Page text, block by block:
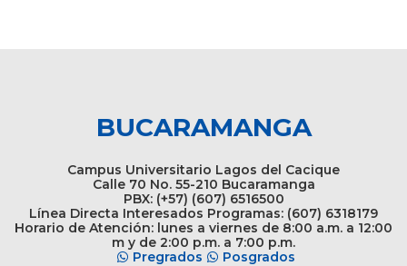
BUCARAMANGA
Campus Universitario Lagos del Cacique
Calle 70 No. 55-210 Bucaramanga
PBX: (+57) (607) 6516500
Línea Directa Interesados Programas: (607) 6318179
Horario de Atención: lunes a viernes de 8:00 a.m. a 12:00
m y de 2:00 p.m. a 7:00 p.m.
Pregrados
Posgrados